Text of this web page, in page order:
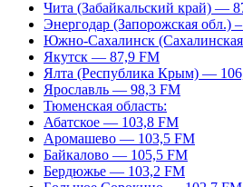
Чита (Забайкальский край) —
Энергодар (Запорожская обл.)
Южно-Сахалинск
Якутск — 87,9 FM
Ялта (Республика Крым) —
Ярославль — 98,3 FM
Тюменская область:
Абатское — 103,8 FM
Аромашево — 103,5 FM
Байкалово — 105,5 FM
Бердюжье — 103,2 FM